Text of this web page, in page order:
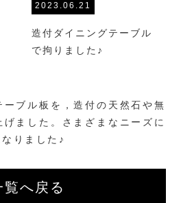
2023.06.21
造付ダイニングテーブル
で拘りました♪
ブル板を，造付の天然石や無
ました。さまざまなニーズに
りました♪
覧へ戻る